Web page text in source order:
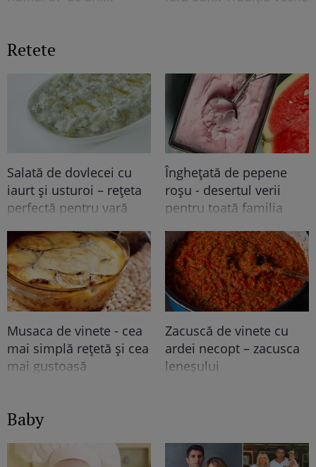
Retete
Salată de dovlecei cu
iaurt și usturoi – rețeta
perfectă pentru vară
Înghețată de pepene
roșu - desertul verii
pentru toată familia
Musaca de vinete - cea
mai simplă rețetă și cea
mai gustoasă
Zacuscă de vinete cu
ardei necopt – zacusca
leneșului
Baby